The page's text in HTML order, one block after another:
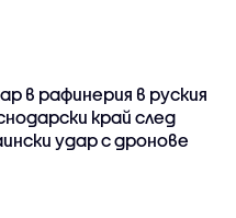
в рафинерия в руския
край след
удар с дронове